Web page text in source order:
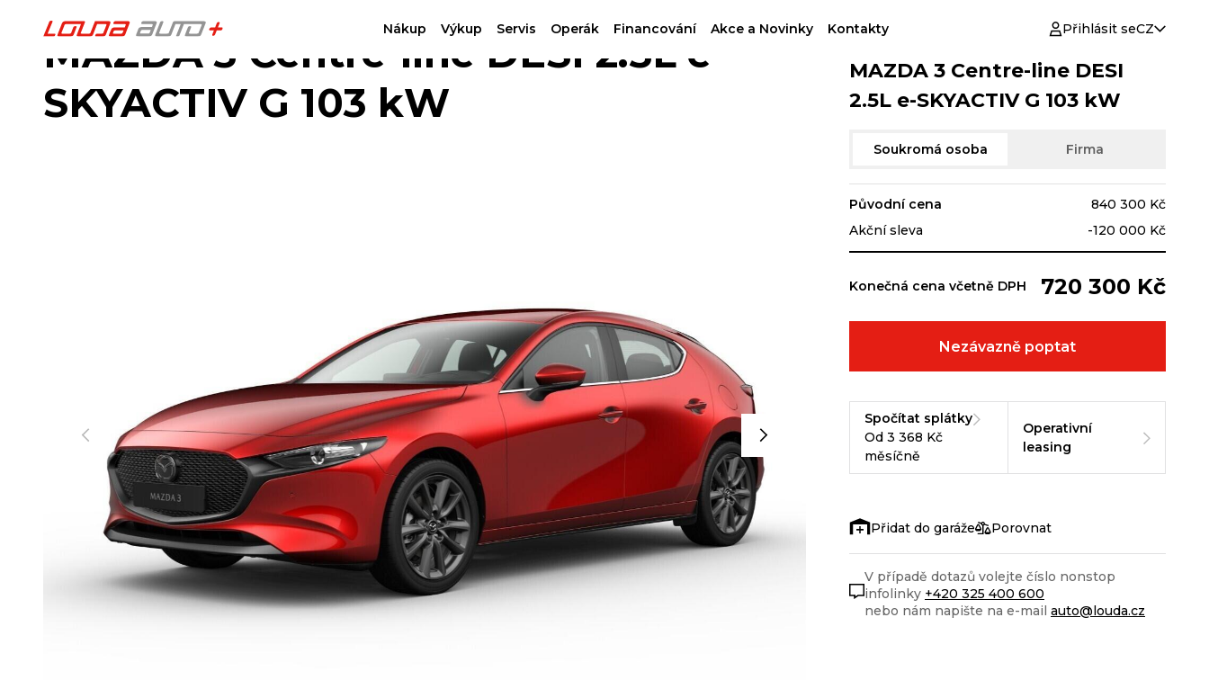
Nákup Výkup Servis Operák Financování Akce a Novinky Kontakty Přihlásit seCZ
MAZDA 3 Centre-line DESI 2.5L e-
SKYACTIV G 103 kW
MAZDA 3 Centre-line DESI
2.5L e-SKYACTIV G 103 kW
Soukromá osoba Firma
Původní cena
840 300 Kč
Akční sleva
-120 000 Kč
Konečná cena včetně DPH 720 300 Kč
Nezávazně poptat
Spočítat splátky
Od 3 368 Kč
měsíčně
Operativní
leasing
Porovnat
V případě dotazů volejte číslo nonstop
infolinky +420 325 400 600
nebo nám napište na e-mail auto@louda.cz